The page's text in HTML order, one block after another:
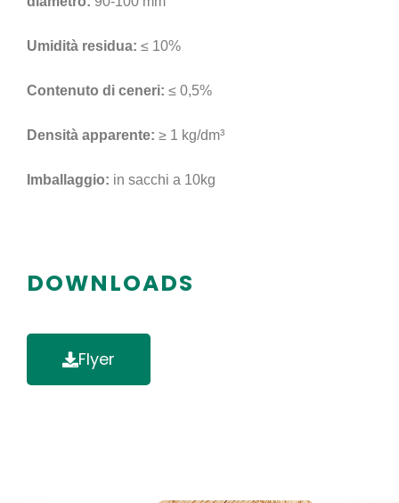
Umidità residua: ≤ 10%
Contenuto di ceneri: ≤ 0,5%
Densità apparente: ≥ 1 kg/dm³
Imballaggio: in sacchi a 10kg
DOWNLOADS
Flyer